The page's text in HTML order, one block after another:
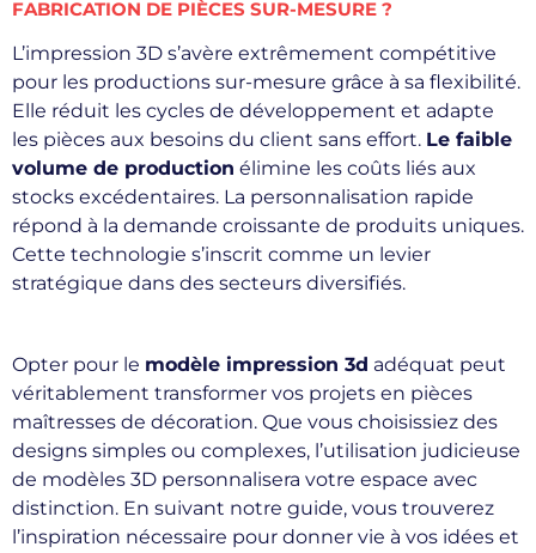
FABRICATION DE PIÈCES SUR-MESURE ?
L’impression 3D s’avère extrêmement compétitive
pour les productions sur-mesure grâce à sa flexibilité.
Elle réduit les cycles de développement et adapte
les pièces aux besoins du client sans effort. Le faible
volume de production élimine les coûts liés aux
stocks excédentaires. La personnalisation rapide
répond à la demande croissante de produits uniques.
Cette technologie s’inscrit comme un levier
stratégique dans des secteurs diversifiés.
Opter pour le modèle impression 3d adéquat peut
véritablement transformer vos projets en pièces
maîtresses de décoration. Que vous choisissiez des
designs simples ou complexes, l’utilisation judicieuse
de modèles 3D personnalisera votre espace avec
distinction. En suivant notre guide, vous trouverez
l’inspiration nécessaire pour donner vie à vos idées et